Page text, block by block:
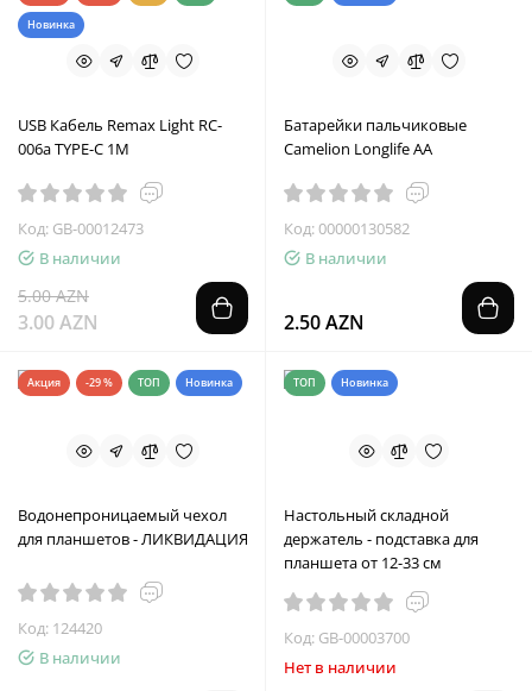
Новинка
USB Кабель Remax Light RC-
006a TYPE-C 1M
Код: GB-00012473
В наличии
5.00 AZN
3.00 AZN
Батарейки пальчиковые
Camelion Longlife AA
Код: 00000130582
В наличии
2.50 AZN
Акция -29 % ТОП Новинка
Водонепроницаемый чехол
для планшетов - ЛИКВИДАЦИЯ
Код: 124420
В наличии
ТОП Новинка
Настольный складной
держатель - подставка для
планшета от 12-33 см
Код: GB-00003700
Нет в наличии